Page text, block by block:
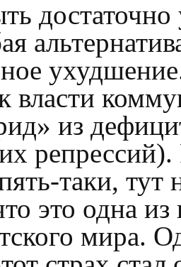
власти
из
таки,
это одна
мира.